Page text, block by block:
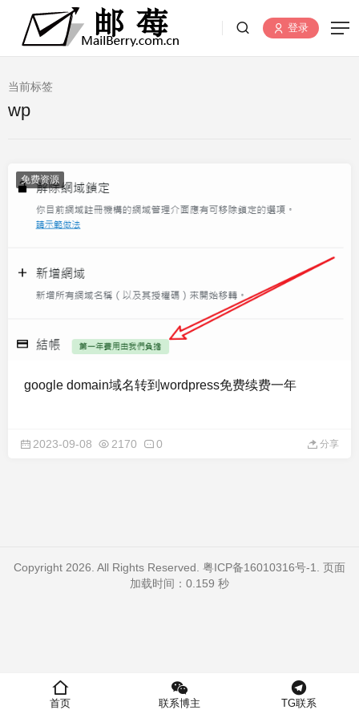
登录
当前标签
wp
免费资源
google domain域名转到wordpress免费续费一年
2023-09-08 2170 0 分享
Copyright 2026. All Rights Reserved. 粤ICP备16010316号-1
. 页面
加载时间：0.159 秒
首页 联系博主 TG联系